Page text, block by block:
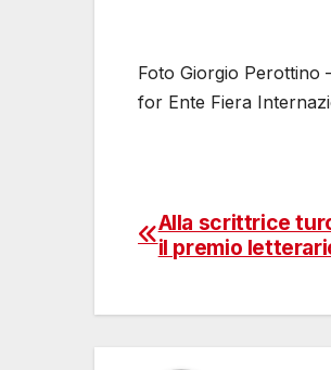
Foto Giorgio Perottino
for Ente Fiera
Alla scrittrice
il premio